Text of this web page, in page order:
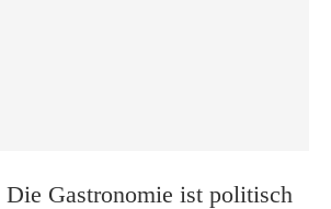
Gastronomie ist politisch